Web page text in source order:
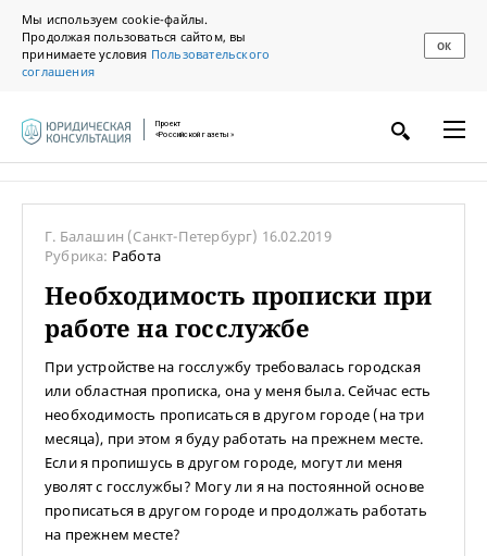
Мы используем cookie-файлы.
Продолжая пользоваться сайтом, вы
принимаете условия Пользовательского
соглашения
ОК
Проект
«Российской газеты»
Г. Балашин (Санкт-Петербург) 16.02.2019
Рубрика: Работа
Необходимость прописки при
работе на госслужбе
При устройстве на госслужбу требовалась городская
или областная прописка, она у меня была. Сейчас есть
необходимость прописаться в другом городе (на три
месяца), при этом я буду работать на прежнем месте.
Если я пропишусь в другом городе, могут ли меня
уволят с госслужбы? Могу ли я на постоянной основе
прописаться в другом городе и продолжать работать
на прежнем месте?